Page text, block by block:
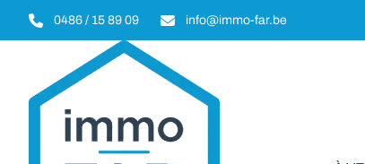
Aller au contenu principal
0486 / 15 89 09 info@immo-far.be